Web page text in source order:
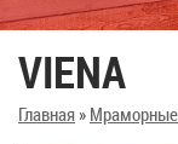
VIENA
Главная»